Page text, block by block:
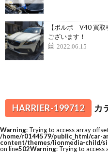
【ボルボ V40 買取
ございます！
2022.06.15
HARRIER-199712 カ
Warning: Trying to access array
/home/r0144579/public_html/car-
content/themes/lionmedia-child/
on line502Warning: Trying to access